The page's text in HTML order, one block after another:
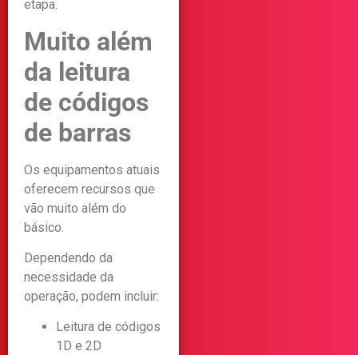
etapa.
Muito além
da leitura
de códigos
de barras
Os equipamentos atuais
oferecem recursos que
vão muito além do
básico.
Dependendo da
necessidade da
operação, podem incluir:
Leitura de códigos
1D e 2D